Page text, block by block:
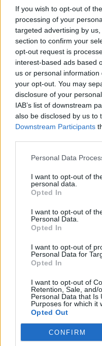
If you wish to opt-out of
processing of your
targeted advertising by
section to confirm your
opt-out request is
interest-based ads based
us or personal
your opt-out. You may
disclosure of your
IAB’s list of downstream
also be disclosed by us to
Downstream Participants
Personal Data
I want to opt-out of
personal data.
Opted In
I want to opt-out of
Personal Data.
Opted In
I want to opt-out of
Personal Data for
Opted In
I want to opt-out of
Retention, Sale, and/
Personal Data that Is
Purposes for which it
Opted Out
CONFIRM